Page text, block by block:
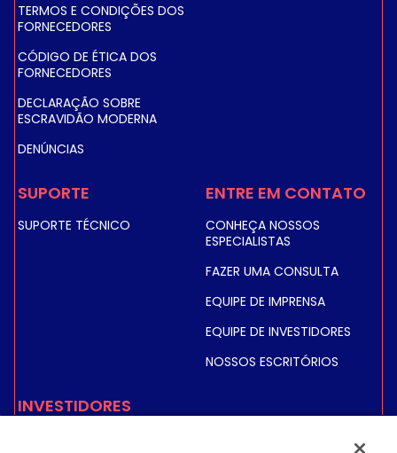
TERMOS E CONDIÇÕES DOS
FORNECEDORES
CÓDIGO DE ÉTICA DOS
FORNECEDORES
DECLARAÇÃO SOBRE
ESCRAVIDÃO MODERNA
DENÚNCIAS
SUPORTE
SUPORTE TÉCNICO
ENTRE EM CONTATO
CONHEÇA NOSSOS
ESPECIALISTAS
FAZER UMA CONSULTA
EQUIPE DE IMPRENSA
EQUIPE DE INVESTIDORES
NOSSOS ESCRITÓRIOS
INVESTIDORES